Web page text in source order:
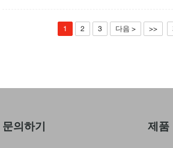
수 있어 번거로운 공구 교체가 필요 없습니다. 이탈리
작한 스티칭 헤드는 분당 최대 1500땀의 스티칭 속도
1 2 3 다음 > >>
문의하기 제품